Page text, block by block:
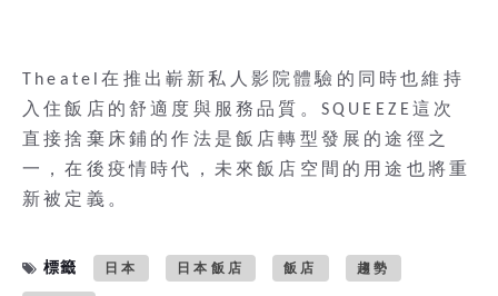
Theatel在推出嶄新私人影院體驗的同時也維持
入住飯店的舒適度與服務品質。SQUEEZE這次
直接捨棄床鋪的作法是飯店轉型發展的途徑之
一，在後疫情時代，未來飯店空間的用途也將重
新被定義。
標籤 日本 日本飯店 飯店 趨勢